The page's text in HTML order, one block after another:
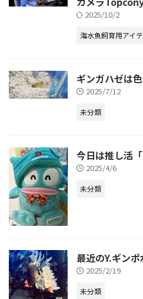
2025/10/2
海水魚飼育用アイ
ギンガハゼは
2025/7/12
未分類
今日は推し活
2025/4/6
未分類
最近のY.ギン
2025/2/19
未分類